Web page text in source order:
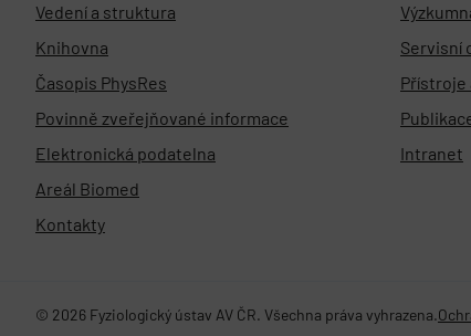
Vedení a struktura
Knihovna
Časopis PhysRes
Povinně zveřejňované informace
Elektronická podatelna
Areál Biomed
Kontakty
Servisní
Přístroje
Intranet
© 2026 Fyziologický ústav AV ČR. Všechna práva vyhrazena.